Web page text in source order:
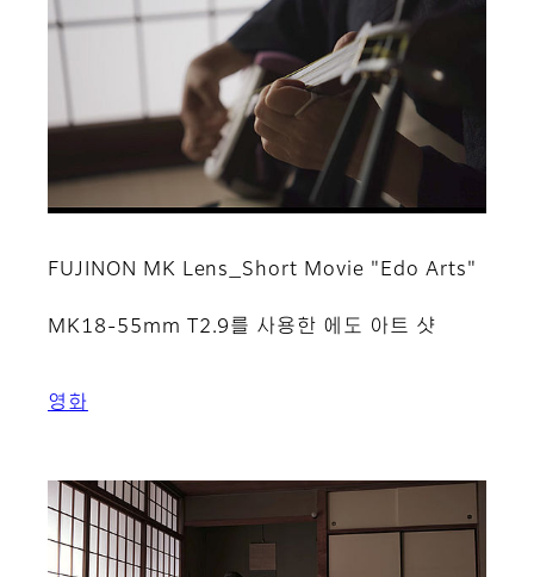
FUJINON MK Lens_Short Movie "Edo Arts"
MK18-55mm T2.9를 사용한 에도 아트 샷
영화